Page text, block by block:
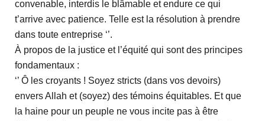
convenable, interdis le blâmable et endure ce qui
t’arrive avec patience. Telle est la résolution à prendre
dans toute entreprise ‘’.
À propos de la justice et l’équité qui sont des principes
fondamentaux :
‘’ Ô les croyants ! Soyez stricts (dans vos devoirs)
envers Allah et (soyez) des témoins équitables. Et que
la haine pour un peuple ne vous incite pas à être